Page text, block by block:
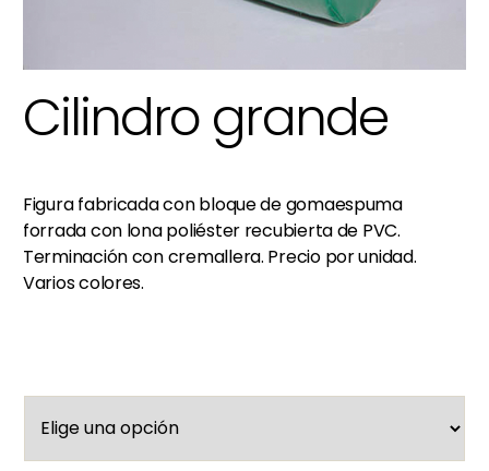
Cilindro grande
Figura fabricada con bloque de gomaespuma
forrada con lona poliéster recubierta de PVC.
Terminación con cremallera. Precio por unidad.
Varios colores.